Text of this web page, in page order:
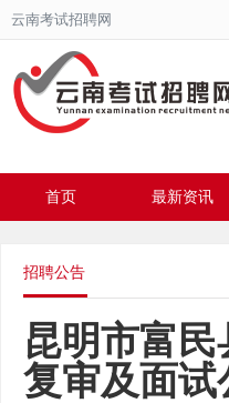
云南考试招聘网
首页 最新资讯
招聘公告
昆明市富
复审及面试